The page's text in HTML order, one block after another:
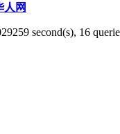
人网
second(s), 16